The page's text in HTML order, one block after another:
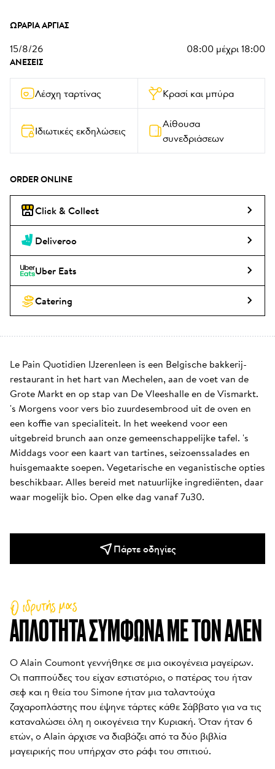
ΩΡΆΡΙΑ ΑΡΓΊΑΣ
15/8/26 08:00 μέχρι18:00
ΑΝΈΣΕΙΣ
Λέσχη ταρτίνας Κρασί και μπύρα
Ιδιωτικές εκδηλώσεις
Αίθουσα
συνεδριάσεων
ORDER ONLINE
Click & Collect
Deliveroo
Uber Eats
Catering
Le Pain Quotidien IJzerenleen is een Belgische bakkerij-
restaurant in het hart van Mechelen, aan de voet van de
Grote Markt en op stap van De Vleeshalle en de Vismarkt.
's Morgens voor vers bio zuurdesembrood uit de oven en
een koffie van specialiteit. In het weekend voor een
uitgebreid brunch aan onze gemeenschappelijke tafel. 's
Middags voor een kaart van tartines, seizoenssalades en
huisgemaakte soepen. Vegetarische en veganistische opties
beschikbaar. Alles bereid met natuurlijke ingrediënten, daar
waar mogelijk bio. Open elke dag vanaf 7u30.
Πάρτε οδηγίες
ΑΠΛΌΤΗΤΑ ΣΎΜΦΩΝΑ ΜΕ ΤΟΝ ΑΛΈΝ
Ο ιδρυτής μας
Ο Alain Coumont γεννήθηκε σε μια οικογένεια μαγείρων.
Οι παππούδες του είχαν εστιατόριο, ο πατέρας του ήταν
σεφ και η θεία του Simone ήταν μια ταλαντούχα
ζαχαροπλάστης που έψηνε τάρτες κάθε Σάββατο για να τις
καταναλώσει όλη η οικογένεια την Κυριακή. Όταν ήταν 6
ετών, ο Alain άρχισε να διαβάζει από τα δύο βιβλία
μαγειρικής που υπήρχαν στο ράφι του σπιτιού.